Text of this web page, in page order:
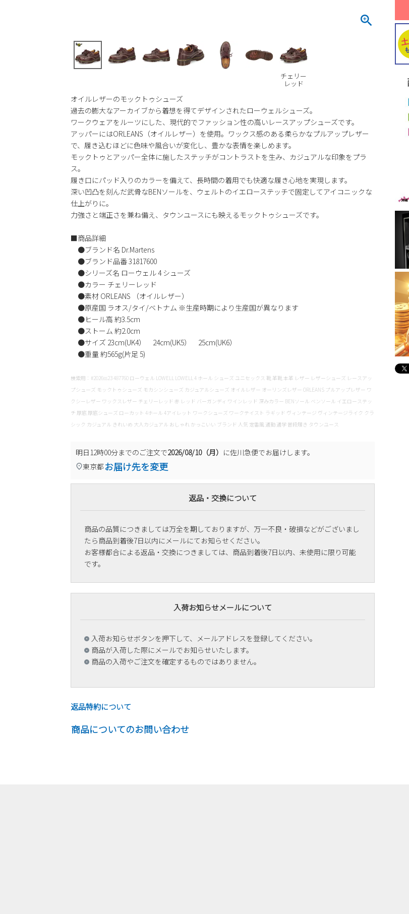
チェリー
レッド
オイルレザーのモックトゥシューズ
過去の膨大なアーカイブから着想を得てデザインされたローウェルシューズ。
ワークウェアをルーツにした、現代的でファッション性の高いレースアップシューズです。
アッパーにはORLEANS（オイルレザー）を使用。ワックス感のある柔らかなプルアップレザー
で、履き込むほどに色味や風合いが変化し、豊かな表情を楽しめます。
モックトゥとアッパー全体に施したステッチがコントラストを生み、カジュアルな印象をプラ
ス。
履き口にパッド入りのカラーを備えて、長時間の着用でも快適な履き心地を実現します。
深い凹凸を刻んだ武骨なBENソールを、ウェルトのイエローステッチで固定してアイコニックな
仕上がりに。
力強さと端正さを兼ね備え、タウンユースにも映えるモックトゥシューズです。
■商品詳細
●ブランド名 Dr.Martens
●ブランド品番 31817600
●シリーズ名 ローウェル 4 シューズ
●カラー チェリーレッド
●素材 ORLEANS （オイルレザー）
●原産国 ラオス/タイ/ベトナム ※生産時期により生産国が異なります
●ヒール高 約3.5cm
●ストーム 約2.0cm
●サイズ 23cm(UK4） 24cm(UK5） 25cm(UK6）
●重量 約565g(片足 5)
検索用：#2026ss23 487760 ローウェル LOWELL LOWELL 4 ホール シューズ ユニセックス 靴 革靴 本革 レザー レザーシューズ レースアッ
プシューズ モックトゥシューズ モカシンシューズ カジュアルシューズ オイルレザー オーリンズレザー ORLEANS プルアップレザー ワ
クシーレザー ワックスレザー チェリーレッド 赤 レッド バーガンディ ワインレッド 深みカラー BENソール ベンソール イエローステッ
チ 厚底 厚底シューズ ローカット 4ホール 4アイレット ワークシューズ ワークテイスト ラギッド ヴィンテージ ヴィンテージライク クラ
シック カジュアル きれいめ 大人カジュアル おしゃれ かっこいい ブランド 人気 定番風 通勤 通学 普段履き タウンユース
明日12時00分までのご注文で2026/08/10（月） に佐川急便でお届けします。
東京都 お届け先を変更
返品・交換について
商品の品質につきましては万全を期しておりますが、万一不良・破損などがございまし
たら商品到着後7日以内にメールにてお知らせください。
お客様都合による返品・交換につきましては、商品到着後7日以内、未使用に限り可能
です。
入荷お知らせメールについて
入荷お知らせボタンを押下して、メールアドレスを登録してください。
商品が入荷した際にメールでお知らせいたします。
商品の入荷やご注文を確定するものではありません。
返品特約について
商品についてのお問い合わせ